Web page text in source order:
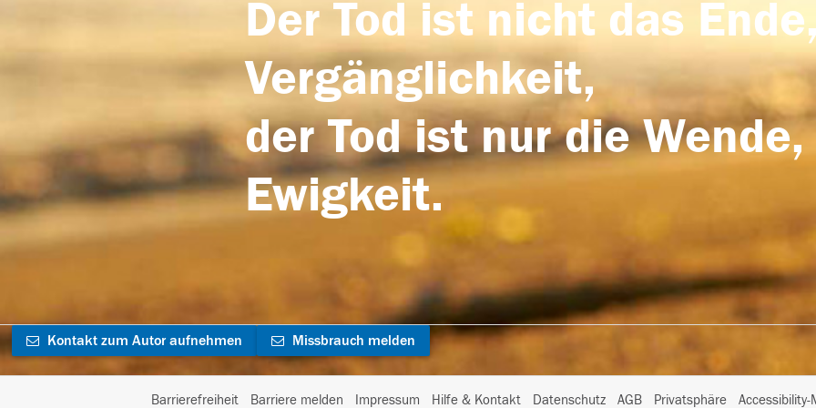
Der Tod ist nicht das
Vergänglichkeit,
der Tod ist nur die
Ewigkeit.
Kontakt zum Autor aufnehmen Missbrauch melden
Barrierefreiheit Barriere melden Impressum Hilfe & Kontakt Datenschutz AGB Privatsphäre I